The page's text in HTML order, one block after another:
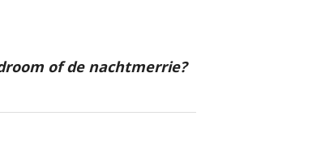
of de nachtmerrie?